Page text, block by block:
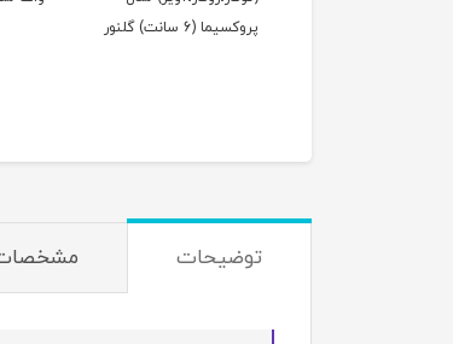
پروکسیما (6 سانت) گلنور
توضیحات